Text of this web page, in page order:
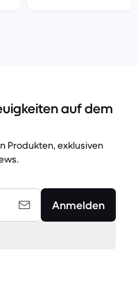
auf dem
Produkten, exklusiven
Anmelden